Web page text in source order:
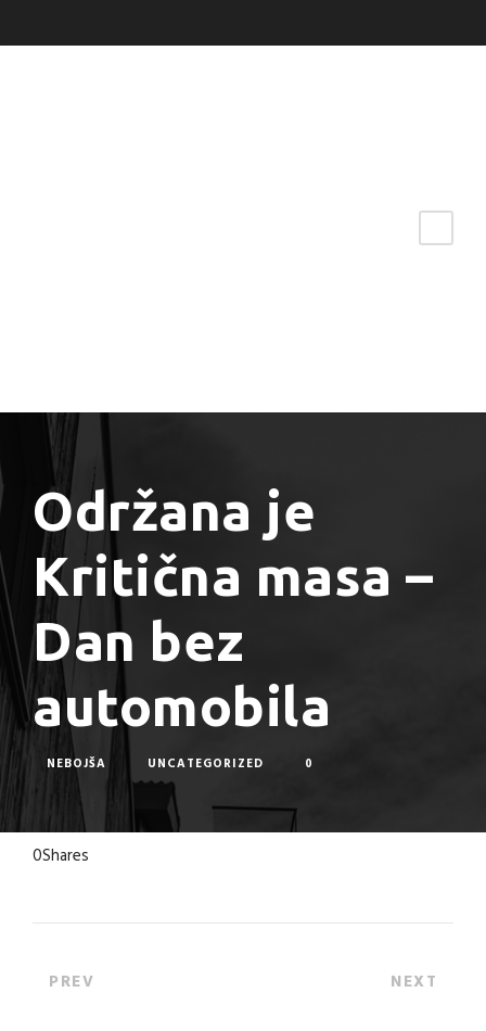
Održana je
Kritična masa –
Dan bez
automobila
NEBOJŠA UNCATEGORIZED 0
0Shares
PREV NEXT